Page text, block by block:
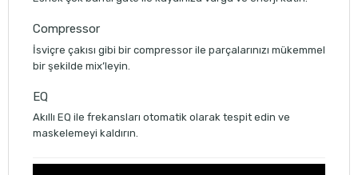
Compressor
İsviçre çakısı gibi bir compressor ile parçalarınızı mükemmel
bir şekilde mix’leyin.
EQ
Akıllı EQ ile frekansları otomatik olarak tespit edin ve
maskelemeyi kaldırın.